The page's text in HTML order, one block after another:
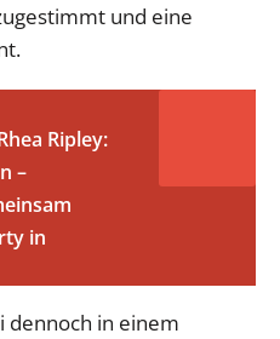
und eine
Ripley:
–
in
dennoch in einem